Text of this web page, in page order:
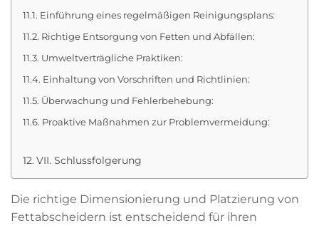
Einführung eines regelmäßigen Reinigungsplans:
Richtige Entsorgung von Fetten und Abfällen:
Umweltverträgliche Praktiken:
Einhaltung von Vorschriften und Richtlinien:
Überwachung und Fehlerbehebung:
Proaktive Maßnahmen zur Problemvermeidung:
VII. Schlussfolgerung
Die richtige Dimensionierung und Platzierung von
Fettabscheidern ist entscheidend für ihren